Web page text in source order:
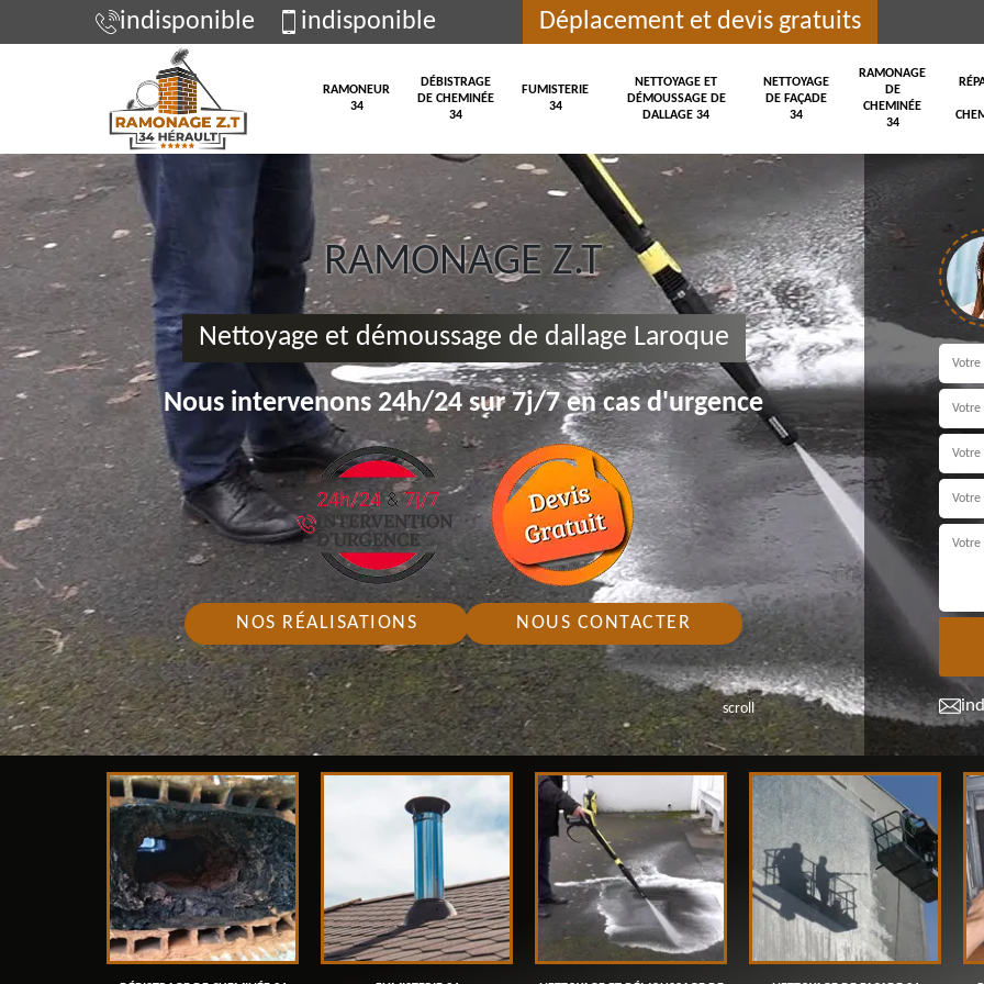
indisponible indisponible Déplacement et devis gratuits
RAMONEUR
34
DÉBISTRAGE
DE CHEMINÉE
34
FUMISTERIE
34
NETTOYAGE ET
DÉMOUSSAGE DE
DALLAGE 34
NETTOYAGE
DE FAÇADE
34
RAMONAGE
DE
CHEMINÉE
34
scroll
RAMONAGE Z.T
Nettoyage et démoussage de dallage Laroque
Nous intervenons 24h/24 sur 7j/7 en cas d'urgence
NOS RÉALISATIONS NOUS CONTACTER